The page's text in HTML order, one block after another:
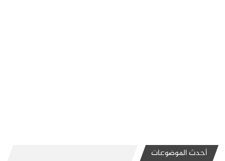
أحدث الموضوعات